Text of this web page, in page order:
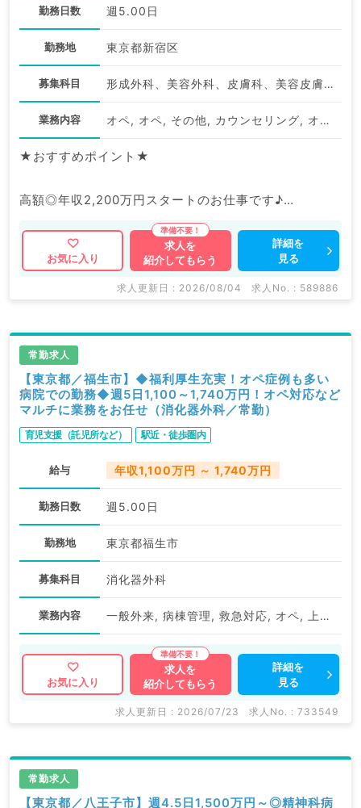
勤務日数 週5.00日
勤務地 東京都新宿区
募集科目 形成外科、美容外科、皮膚科、美容皮膚科、科目不問
業務内容 オペ, オペ, その他, カウンセリング, オペ, SNS運用
★おすすめポイント★
高額◎年収2,200万円スタートのお仕事です♪
美容未経験の先生への教育環境も充実しております。
マイナビDOCTORでは病院やクリニックなどの医療機
関求人はもちろんのこと、
ます。
人内容の詳細等はお気軽にお問合せ下さい。
お気に入り
求人を
紹介してもらう
詳細を
見る
求人更新日 : 2026/08/04 求人No. : 589886
常勤求人
【東京都／福生市】◆福利厚生充実！オペ症例も多い
病院での勤務◆週5日1,100～1,740万円！オペ対応など
マルチに業務をお任せ（消化器外科／常勤）
育児支援（託児所など） 駅近・徒歩圏内
給与 年収1,100万円 ～ 1,740万円
勤務日数 週5.00日
勤務地 東京都福生市
募集科目 消化器外科
業務内容 一般外来, 病棟管理, 救急対応, オペ, 上部内視鏡検査（ＧＦ）, 下部内視鏡検査（ＣＦ）
お気に入り
求人を
紹介してもらう
詳細を
見る
求人更新日 : 2026/07/23 求人No. : 733549
常勤求人
【東京都／八王子市】週4.5日1,500万円～◎精神科病